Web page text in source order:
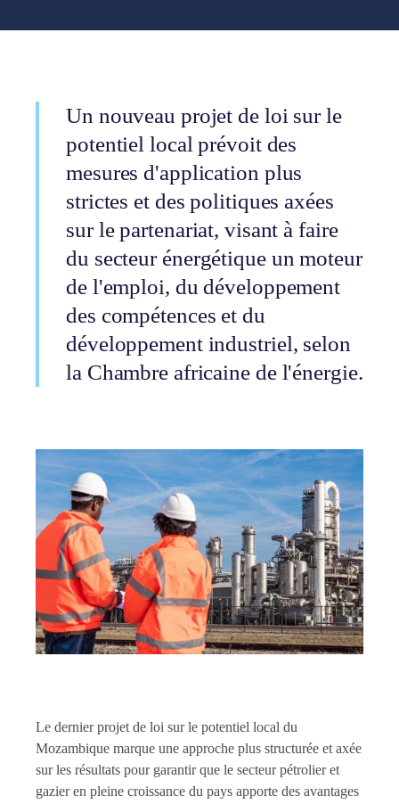
Un nouveau projet de loi sur le
potentiel local prévoit des
mesures d'application plus
strictes et des politiques axées
sur le partenariat, visant à faire
du secteur énergétique un moteur
de l'emploi, du développement
des compétences et du
développement industriel, selon
la Chambre africaine de l'énergie.
Le dernier projet de loi sur le potentiel local du
Mozambique marque une approche plus structurée et axée
sur les résultats pour garantir que le secteur pétrolier et
gazier en pleine croissance du pays apporte des avantages